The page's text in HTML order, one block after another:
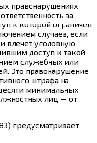
правонарушениях
за
к которой ограничен
случаев, если
влечет уголовную
доступ к такой
служебных или
Это правонарушение
штрафа на
минимальных
лиц — от
предусматривает